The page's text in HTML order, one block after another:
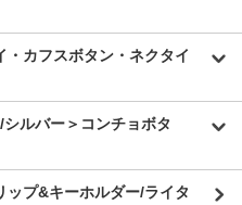
カフスボタン・ネクタイ
ルバー＞コンチョボタ
プ&キーホルダー/ライタ